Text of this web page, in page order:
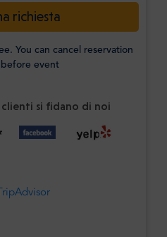
richiesta
You can cancel reservation
event
si fidano di noi